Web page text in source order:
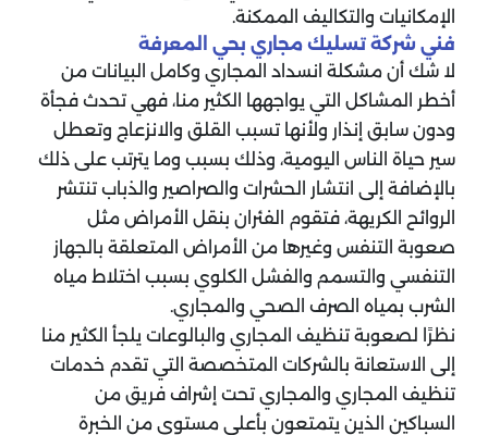
الإمكانيات والتكاليف الممكنة.
فني شركة تسليك مجاري بحي المعرفة
لا شك أن مشكلة انسداد المجاري وكامل البيانات من
أخطر المشاكل التي يواجهها الكثير منا، فهي تحدث فجأة
ودون سابق إنذار ولأنها تسبب القلق والانزعاج وتعطل
سير حياة الناس اليومية، وذلك بسبب وما يترتب على ذلك
بالإضافة إلى انتشار الحشرات والصراصير والذباب تنتشر
الروائح الكريهة، فتقوم الفئران بنقل الأمراض مثل
صعوبة التنفس وغيرها من الأمراض المتعلقة بالجهاز
التنفسي والتسمم والفشل الكلوي بسبب اختلاط مياه
الشرب بمياه الصرف الصحي والمجاري.
نظرًا لصعوبة تنظيف المجاري والبالوعات يلجأ الكثير منا
إلى الاستعانة بالشركات المتخصصة التي تقدم خدمات
تنظيف المجاري والمجاري تحت إشراف فريق من
السباكين الذين يتمتعون بأعلى مستوى من الخبرة